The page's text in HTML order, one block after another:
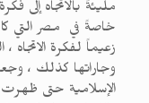
مليئةً بالاتجاه إلى
خاصةً في مصر التي
زعيماً لفكرة الاتجاه
وجاراتها كذلك ،
الإسلامية حتى ظهرت